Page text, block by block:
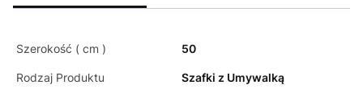
Szerokość ( cm ) 50
Rodzaj Produktu Szafki z Umywalką